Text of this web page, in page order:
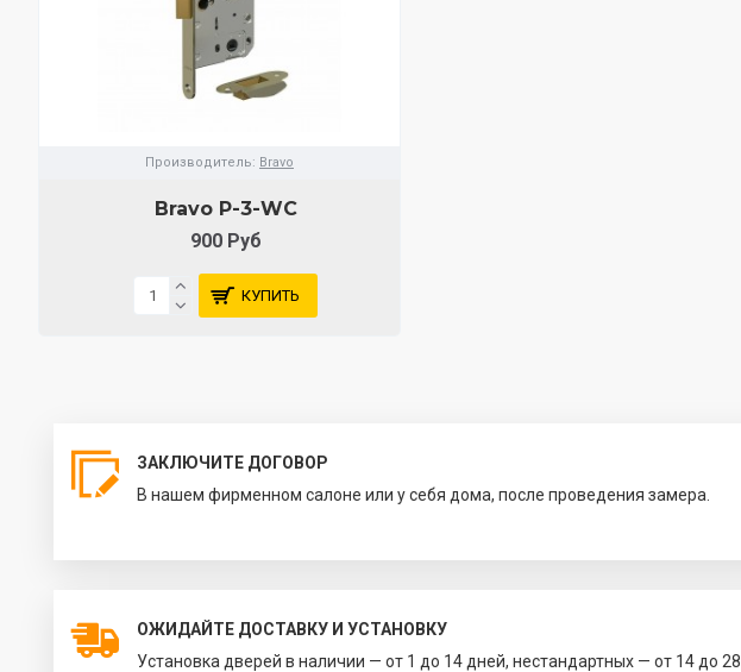
Производитель: Bravo
Bravo P-3-WC
900 Руб
КУПИТЬ
ЗАКЛЮЧИТЕ ДОГОВОР
В нашем фирменном салоне или у себя дома, после проведения замера.
ОЖИДАЙТЕ ДОСТАВКУ И УСТАНОВКУ
Установка дверей в наличии — от 1 до 14 дней, нестандартных — от 14 до 28